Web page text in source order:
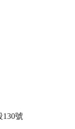
130號